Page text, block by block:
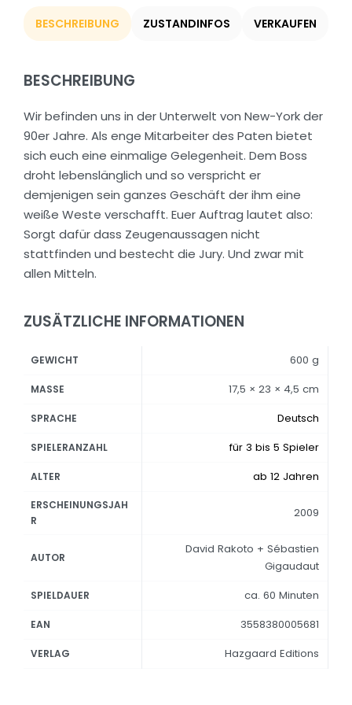
BESCHREIBUNG ZUSTANDINFOS VERKAUFEN
BESCHREIBUNG
Wir befinden uns in der Unterwelt von New-York der
90er Jahre. Als enge Mitarbeiter des Paten bietet
sich euch eine einmalige Gelegenheit. Dem Boss
droht lebenslänglich und so verspricht er
demjenigen sein ganzes Geschäft der ihm eine
weiße Weste verschafft. Euer Auftrag lautet also:
Sorgt dafür dass Zeugenaussagen nicht
stattfinden und bestecht die Jury. Und zwar mit
allen Mitteln.
ZUSÄTZLICHE INFORMATIONEN
GEWICHT 600 g
MASSE 17,5 × 23 × 4,5 cm
SPRACHE Deutsch
SPIELERANZAHL für 3 bis 5 Spieler
ALTER ab 12 Jahren
ERSCHEINUNGSJAH
R
2009
AUTOR
David Rakoto + Sébastien
Gigaudaut
SPIELDAUER ca. 60 Minuten
EAN 3558380005681
VERLAG Hazgaard Editions